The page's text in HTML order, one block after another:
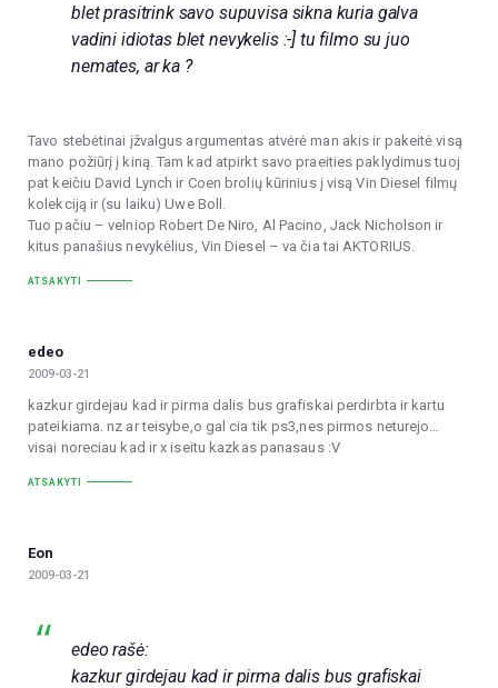
blet prasitrink savo supuvisa sikna kuria galva
vadini idiotas blet nevykelis :-] tu filmo su juo
nemates, ar ka ?
Tavo stebėtinai įžvalgus argumentas atvėrė man akis ir pakeitė visą
mano požiūrį į kiną. Tam kad atpirkt savo praeities paklydimus tuoj
pat keičiu David Lynch ir Coen brolių kūrinius į visą Vin Diesel filmų
kolekciją ir (su laiku) Uwe Boll.
Tuo pačiu – velniop Robert De Niro, Al Pacino, Jack Nicholson ir
kitus panašius nevykėlius, Vin Diesel – va čia tai AKTORIUS.
ATSAKYTI
edeo
2009-03-21
kazkur girdejau kad ir pirma dalis bus grafiskai perdirbta ir kartu
pateikiama. nz ar teisybe,o gal cia tik ps3,nes pirmos neturejo…
visai noreciau kad ir x iseitu kazkas panasaus :V
ATSAKYTI
Eon
2009-03-21
edeo rašė:
kazkur girdejau kad ir pirma dalis bus grafiskai